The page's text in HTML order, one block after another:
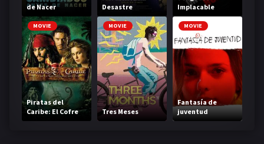
de Nacer
Desastre
Implacable
MOVIE
Piratas del
Caribe: El Cofre
de la Muerte
MOVIE
Tres Meses
MOVIE
Fantasía de
juventud